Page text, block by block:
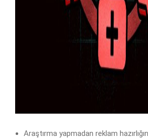
Araştırma yapmadan reklam